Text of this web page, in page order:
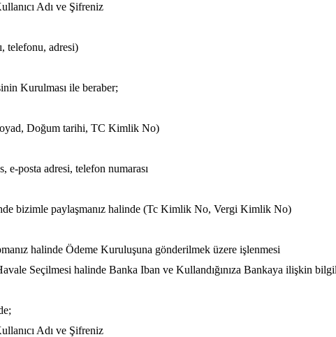
Adı ve Şifreniz
telefonu, adresi)
Kurulması ile beraber;
Doğum tarihi, TC Kimlik No)
posta adresi, telefon numarası
bizimle paylaşmanız halinde (Tc Kimlik No, Vergi Kimlik No)
halinde Ödeme Kuruluşuna gönderilmek üzere işlenmesi
Seçilmesi halinde Banka Iban ve Kullandığınıza Bankaya ilişkin
Adı ve Şifreniz